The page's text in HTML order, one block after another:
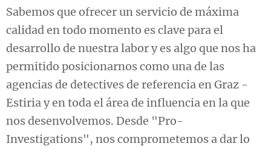
Sabemos que ofrecer un servicio de máxima
calidad en todo momento es clave para el
desarrollo de nuestra labor y es algo que nos ha
permitido posicionarnos como una de las
agencias de detectives de referencia en Graz -
Estiria y en toda el área de influencia en la que
nos desenvolvemos. Desde "Pro-
Investigations", nos comprometemos a dar lo